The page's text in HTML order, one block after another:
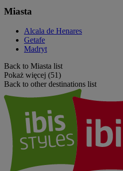
Miasta
Alcala de Henares
Getafe
Madryt
Back to Miasta list
Pokaż więcej (51)
Back to other destinations list